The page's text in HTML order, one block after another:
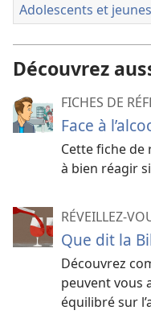
Adolescents et
Découvrez
FICHES DE
Face à
Cette fiche de
à bien réagir
RÉVEILLEZ-
Que dit la
Découvrez
peuvent vous
équilibré sur